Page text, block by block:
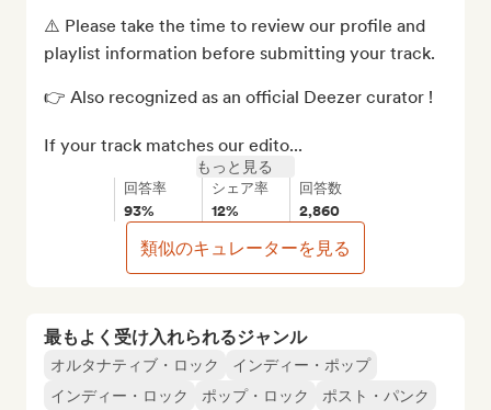
最もよく受け入れられるジャンル
オルタナティブ・ロック
インディー・ポップ
インディー・ロック
ポップ・ロック ポスト・パンク
⚠️ Please take the time to review our profile and
playlist information before submitting your track.
👉 Also recognized as an official Deezer curator !
If your track matches our edito...
もっと見る
回答率
93%
シェア率
12%
回答数
2,860
類似のキュレーターを見る